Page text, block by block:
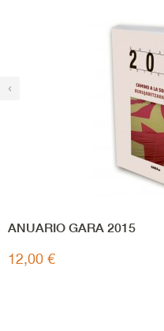
‹
ANUARIO GARA 2015
12,00 €